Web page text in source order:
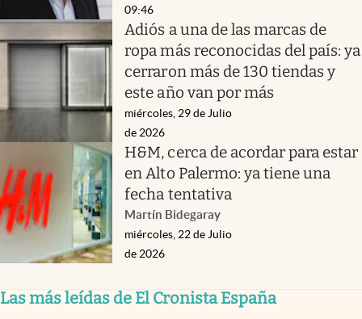
09:46
Adiós a una de las marcas de
ropa más reconocidas del país: ya
cerraron más de 130 tiendas y
este año van por más
miércoles, 29 de Julio
de 2026
H&M, cerca de acordar para estar
en Alto Palermo: ya tiene una
fecha tentativa
Martín Bidegaray
miércoles, 22 de Julio
de 2026
Las más leídas de El Cronista España